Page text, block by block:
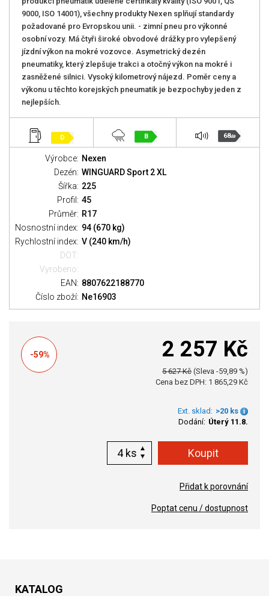
9000, ISO 14001), všechny produkty Nexen splňují standardy
požadované pro Evropskou unii. - zimní pneu pro výkonné
osobní vozy. Má čtyři široké obvodové drážky pro vylepšený
jízdní výkon na mokré vozovce. Asymetrický dezén
pneumatiky, který zlepšuje trakci a otočný výkon na mokré i
zasněžené silnici. Vysoký kilometrový nájezd. Poměr ceny a
výkonu u těchto korejských pneumatik je bezpochyby jeden z
nejlepších.
D B 68dB
Výrobce: Nexen
Dezén: WINGUARD Sport 2 XL
Šířka: 225
Profil: 45
Průměr: R17
Nosnostní index: 94 (670 kg)
Rychlostní index: V (240 km/h)
DOT:
Vyrobeno:
EAN: 8807622188770
Číslo zboží: Ne16903
-59% 2 257 Kč
5 627 Kč (Sleva -59,89 %)
Cena bez DPH: 1 865,29 Kč
Ext. sklad: >20 ks
Dodání: Úterý 11.8.
ks
Přidat k porovnání
Poptat cenu / dostupnost
KATALOG